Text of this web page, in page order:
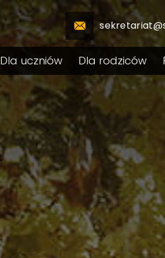
Dla uczniów Dla rodziców